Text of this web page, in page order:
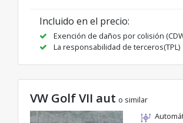
Incluido en el precio:
Exención de daños por colisión
La responsabilidad de terceros(TPL)
VW Golf VII aut o similar